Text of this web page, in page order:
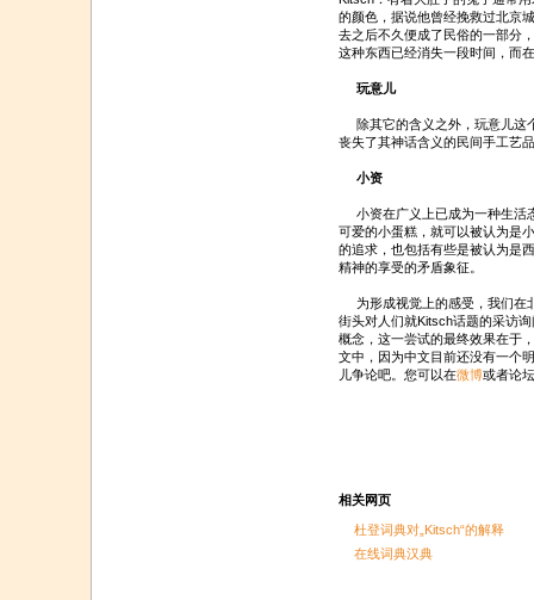
的颜色，据说他曾经挽救过北京
去之后不久便成了民俗的一部分
这种东西已经消失一段时间，而
玩意儿
除其它的含义之外，玩意儿这
丧失了其神话含义的民间手工艺
小资
小资在广义上已成为一种生活
可爱的小蛋糕，就可以被认为是
的追求，也包括有些是被认为是
精神的享受的矛盾象征。
为形成视觉上的感受，我们在
街头对人们就Kitsch话题的采访
概念，这一尝试的最终效果在于
文中，因为中文目前还没有一个
儿争论吧。您可以在微博或者论
相关网页
杜登词典对„Kitsch“的解释
在线词典汉典